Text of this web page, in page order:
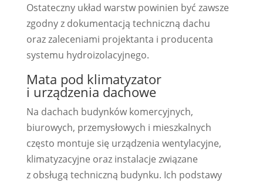
Ostateczny układ warstw powinien być zawsze
zgodny z dokumentacją techniczną dachu
oraz zaleceniami projektanta i producenta
systemu hydroizolacyjnego.
Mata pod klimatyzator
i urządzenia dachowe
Na dachach budynków komercyjnych,
biurowych, przemysłowych i mieszkalnych
często montuje się urządzenia wentylacyjne,
klimatyzacyjne oraz instalacje związane
z obsługą techniczną budynku. Ich podstawy